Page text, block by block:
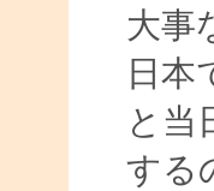
大事
日本
と当
する